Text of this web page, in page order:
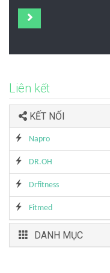
Liên kết
KẾT NỐI
Napro
DR.OH
Drfitness
Fitmed
DANH MỤC